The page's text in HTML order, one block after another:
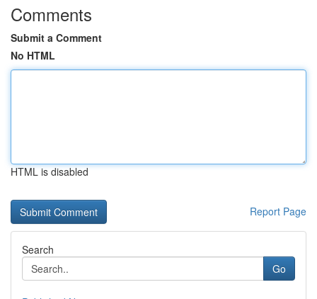
Comments
Submit a Comment
No HTML
HTML is disabled
Report Page
Search
Go